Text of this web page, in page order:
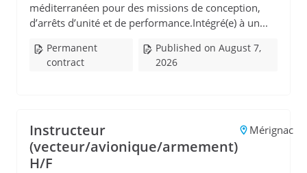
méditerranéen pour des missions de conception,
d’arrêts d’unité et de performance.Intégré(e) à un...
Permanent
contract
Published on August 7,
2026
Instructeur
(vecteur/avionique/armement)
H/F
Mérignac